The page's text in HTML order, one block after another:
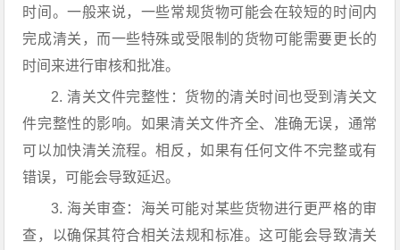
时间。一般来说，一些常规货物可能会在较短的时间内
完成清关，而一些特殊或受限制的货物可能需要更长的
时间来进行审核和批准。
2. 清关文件完整性：货物的清关时间也受到清关文
件完整性的影响。如果清关文件齐全、准确无误，通常
可以加快清关流程。相反，如果有任何文件不完整或有
错误，可能会导致延迟。
3. 海关审查：海关可能对某些货物进行更严格的审
查，以确保其符合相关法规和标准。这可能会导致清关